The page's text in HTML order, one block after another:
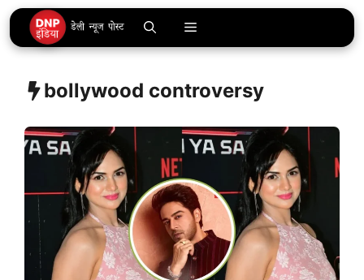
Skip
to
content
Menu
bollywood controversy